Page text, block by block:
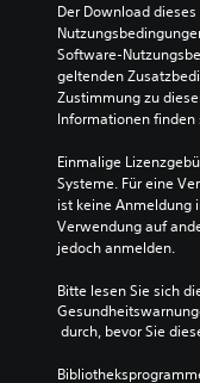
Der Download
Software-
geltenden
Zustimmung zu
Informationen finden
Einmalige
Systeme. Für eine
ist keine Anmeldung
Verwendung auf
jedoch anmelden.
Bitte lesen Sie sich
durch, bevor Sie